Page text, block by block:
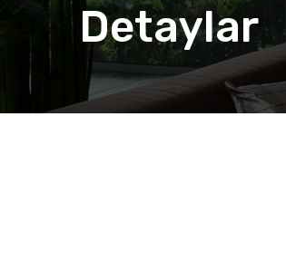
Detaylar